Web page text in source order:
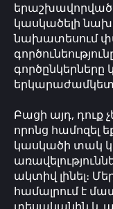
երաշխավորված
կասկածելի
նախատեսում
գործընկերները
երկարաժամկետ
Բացի այդ, դուք
որոնց համոզել
կասկածի տակ
ակտիվ լինել։
համալրում է